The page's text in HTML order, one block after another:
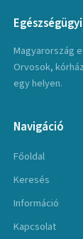
Magyarország
Orvosok,
egy helyen.
Navigáció
Főoldal
Keresés
Információ
Kapcsolat